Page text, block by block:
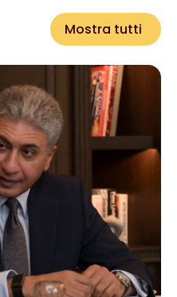
Mostra tutti